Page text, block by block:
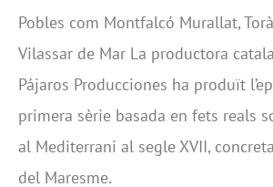
Pobles com Montfalcó Murallat,
Vilassar de Mar La productora
Pájaros Producciones ha produït
primera sèrie basada en fets reals
al Mediterrani al segle XVII,
del Maresme.